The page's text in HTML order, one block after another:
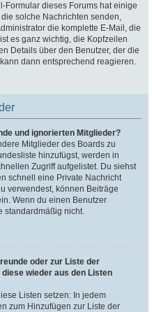
Formular dieses Forums hat einige
solche Nachrichten senden,
die komplette E-Mail, die
es ganz wichtig, die Kopfzeilen
Details über den Benutzer, der die
dann entsprechend reagieren.
und ignorierten Mitglieder?
Mitglieder des Boards zu
hinzufügst, werden in
Zugriff aufgelistet. Du siehst
schnell eine Private Nachricht
verwendest, können Beiträge
Wenn du einen Benutzer
standardmäßig nicht.
oder zur Liste der
wieder aus den Listen
Listen setzen: In jedem
zum Hinzufügen zur Liste der